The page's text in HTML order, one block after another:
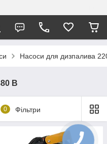
Насоси для дизпалива
В
0 Фільтри